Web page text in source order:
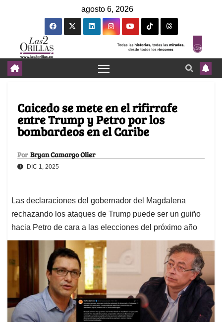
agosto 6, 2026
Caicedo se mete en el rifirrafe
entre Trump y Petro por los
bombardeos en el Caribe
Por Bryan Camargo Olier
DIC 1, 2025
Las declaraciones del gobernador del Magdalena
rechazando los ataques de Trump puede ser un guiño
hacia Petro de cara a las elecciones del próximo año